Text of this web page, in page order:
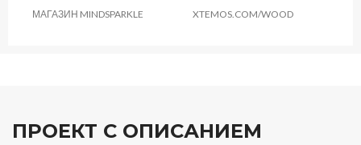
МАГАЗИН MINDSPARKLE XTEMOS.COM/WOOD
ПРОЕКТ С ОПИСАНИЕМ